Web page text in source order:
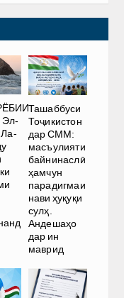
Ташаббуси
Тоҷикистон
дар СММ:
масъулияти
байнинаслӣ
ҳамчун
парадигмаи
нави ҳуқуқи
сулҳ.
Андешаҳо
дар ин
маврид